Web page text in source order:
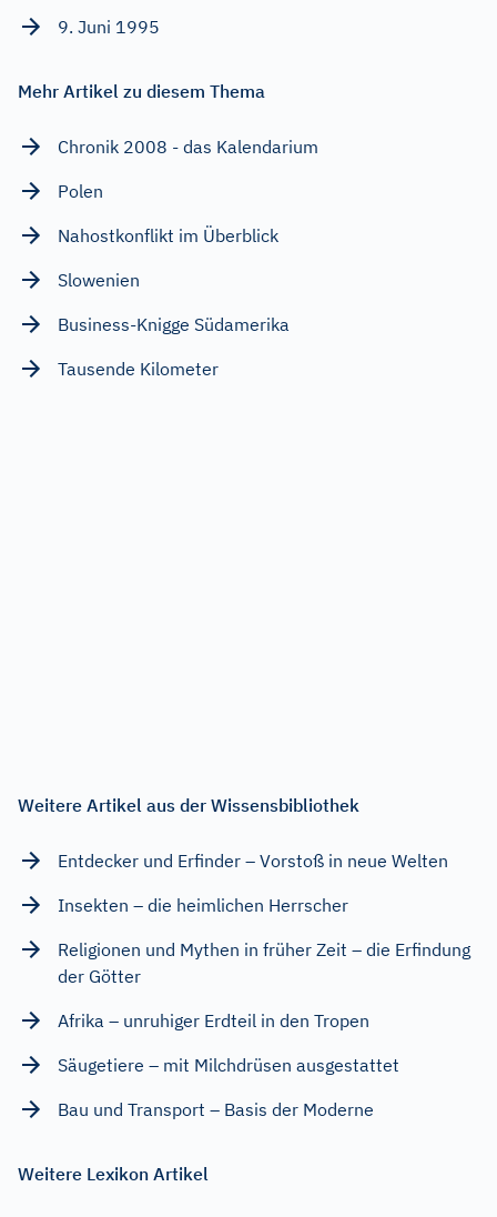
9. Juni 1995
Mehr Artikel zu diesem Thema
Chronik 2008 - das Kalendarium
Polen
Nahostkonflikt im Überblick
Slowenien
Business-Knigge Südamerika
Tausende Kilometer
Weitere Artikel aus der Wissensbibliothek
Entdecker und Erfinder – Vorstoß in neue Welten
Insekten – die heimlichen Herrscher
Religionen und Mythen in früher Zeit – die Erfindung
der Götter
Afrika – unruhiger Erdteil in den Tropen
Säugetiere – mit Milchdrüsen ausgestattet
Bau und Transport – Basis der Moderne
Weitere Lexikon Artikel